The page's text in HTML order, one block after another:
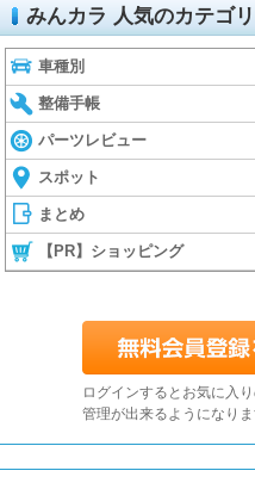
みんカラ 人気のカテゴリ
車種別
整備手帳
パーツレビュー
スポット
まとめ
【PR】ショッピング
ログインするとお気に入
管理が出来るようになり